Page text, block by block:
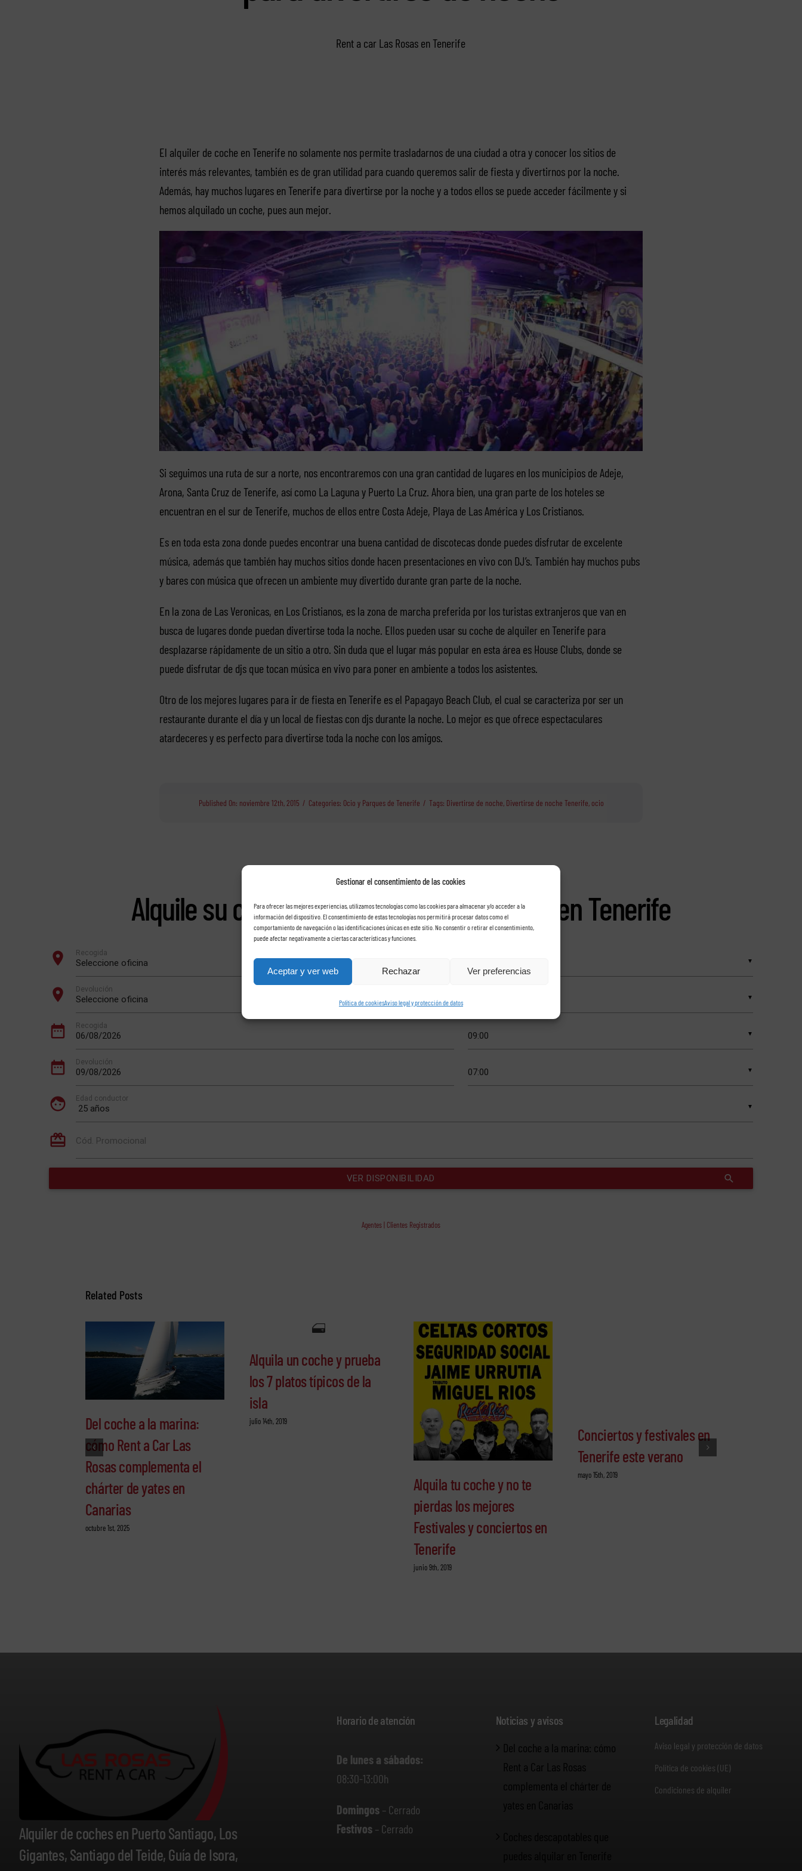
Gestionar el consentimiento de las cookies
Para ofrecer las mejores experiencias, utilizamos tecnologías como las cookies para almacenar y/o acceder a la
información del dispositivo. El consentimiento de estas tecnologías nos permitirá procesar datos como el
comportamiento de navegación o las identificaciones únicas en este sitio. No consentir o retirar el consentimiento,
puede afectar negativamente a ciertas características y funciones.
Aceptar y ver web Rechazar Ver preferencias
Política de cookiesAviso legal y protección de datos
Rent a car Las Rosas en Tenerife
El alquiler de coche en Tenerife no solamente nos permite trasladarnos de una ciudad a otra y conocer los sitios de
interés más relevantes, también es de gran utilidad para cuando queremos salir de fiesta y divertirnos por la noche.
Además, hay muchos lugares en Tenerife para divertirse por la noche y a todos ellos se puede acceder fácilmente y si
hemos alquilado un coche, pues aun mejor.
Si seguimos una ruta de sur a norte, nos encontraremos con una gran cantidad de lugares en los municipios de Adeje,
Arona, Santa Cruz de Tenerife, así como La Laguna y Puerto La Cruz. Ahora bien, una gran parte de los hoteles se
encuentran en el sur de Tenerife, muchos de ellos entre Costa Adeje, Playa de Las América y Los Cristianos.
Es en toda esta zona donde puedes encontrar una buena cantidad de discotecas donde puedes disfrutar de excelente
música, además que también hay muchos sitios donde hacen presentaciones en vivo con DJ’s. También hay muchos pubs
y bares con música que ofrecen un ambiente muy divertido durante gran parte de la noche.
En la zona de Las Veronicas, en Los Cristianos, es la zona de marcha preferida por los turistas extranjeros que van en
busca de lugares donde puedan divertirse toda la noche. Ellos pueden usar su coche de alquiler en Tenerife para
desplazarse rápidamente de un sitio a otro. Sin duda que el lugar más popular en esta área es House Clubs, donde se
puede disfrutar de djs que tocan música en vivo para poner en ambiente a todos los asistentes.
Otro de los mejores lugares para ir de fiesta en Tenerife es el Papagayo Beach Club, el cual se caracteriza por ser un
restaurante durante el día y un local de fiestas con djs durante la noche. Lo mejor es que ofrece espectaculares
atardeceres y es perfecto para divertirse toda la noche con los amigos.
Published On: noviembre 12th, 2015 / Categories: Ocio y Parques de Tenerife / Tags: Divertirse de noche, Divertirse de noche Tenerife, ocio
Alquile su coche con Rent a car Las Rosas en Tenerife
Agentes | Clientes Registrados
Related Posts
Del coche a la marina:
cómo Rent a Car Las
Rosas complementa el
chárter de yates en
Canarias
octubre 1st, 2025
Alquila un coche y prueba
los 7 platos típicos de la
isla
julio 14th, 2019
Alquila tu coche y no te
pierdas los mejores
Festivales y conciertos en
Tenerife
junio 9th, 2019
Conciertos y festivales en
Tenerife este verano
mayo 15th, 2019
Alquiler de coches en Puerto Santiago, Los
Gigantes, Santiago del Teide, Guía de Isora,
Horario de atención
De lunes a sábados:
08:30-13:00h
Domingos – Cerrado
Festivos – Cerrado
Noticias y avisos
Del coche a la marina: cómo
Rent a Car Las Rosas
complementa el chárter de
Legalidad
Aviso legal y protección de datos
Política de cookies (UE)
Condiciones de alquiler